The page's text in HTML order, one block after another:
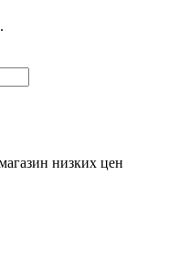
низких цен